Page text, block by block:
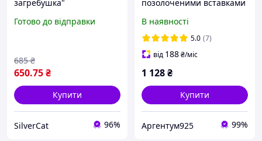
загребушка"
Готово до відправки
650.75₴
685 ₴
Купити
SilverCat 96%
позолоченими вставками
В наявності
5.0 (7)
від 188₴/міс
1 128₴
Купити
Аргентум925 99%